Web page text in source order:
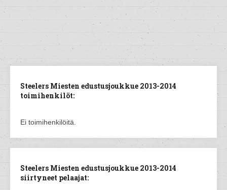
Steelers Miesten edustusjoukkue 2013-2014
toimihenkilöt:
Ei toimihenkilöitä.
Steelers Miesten edustusjoukkue 2013-2014
siirtyneet pelaajat: